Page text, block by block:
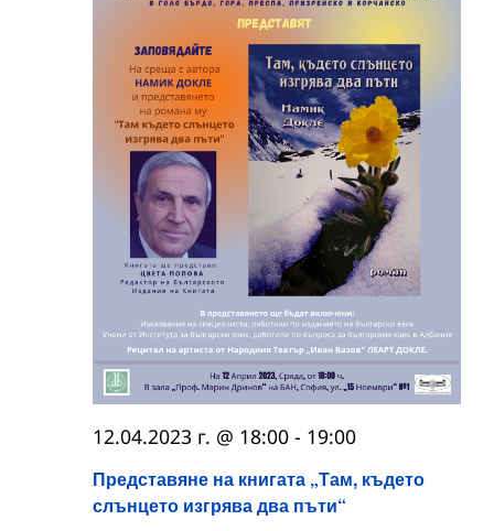
Представяне на книгата „Там, където
слънцето изгрява два пъти“
12.04.2023 г. @ 18:00 - 19:00